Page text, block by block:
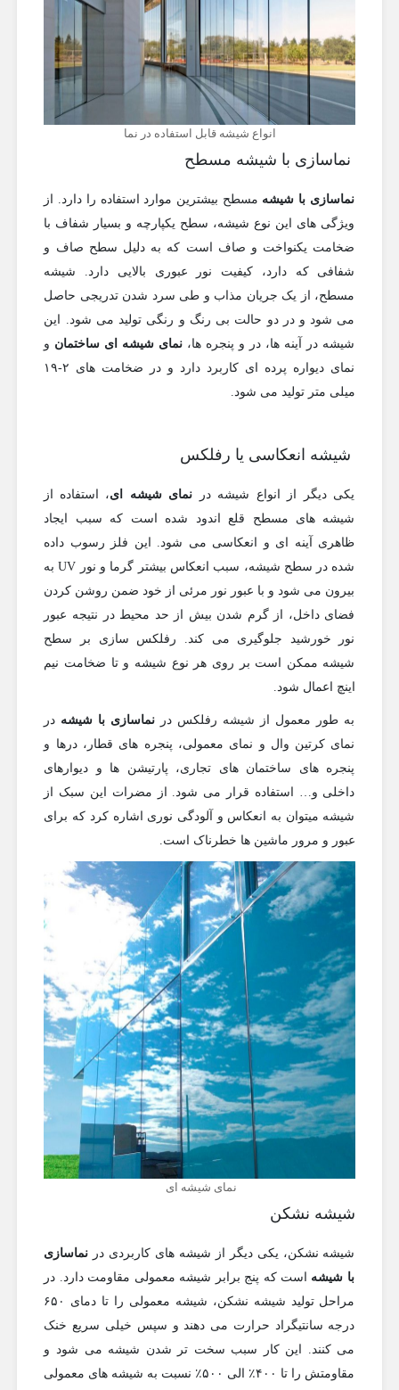
انواع شیشه قابل استفاده در نما
نماسازی با شیشه مسطح
نماسازی با شیشهمسطح بیشترین موارد استفاده را دارد. از
ویژگی های این نوع شیشه، سطح یکپارچه و بسیار شفاف با
ضخامت یکنواخت و صاف است که به دلیل سطح صاف و
شفافی که دارد، کیفیت نور عبوری بالایی دارد. شیشه
مسطح، از یک جریان مذاب و طی سرد شدن تدریجی حاصل
می شود و در دو حالت بی رنگ و رنگی تولید می شود. این
شیشه در آینه ها، در و پنجره ها،نمای شیشه ای ساختمانو
نمای دیواره پرده ای کاربرد دارد و در ضخامت های ۲-۱۹
میلی متر تولید می شود.
شیشه انعکاسی یا رفلکس
یکی دیگر از انواع شیشه درنمای شیشه ای ، استفاده از
شیشه های مسطح قلع اندود شده است که سبب ایجاد
ظاهری آینه ای و انعکاسی می شود. این فلز رسوب داده
شده در سطح شیشه، سبب انعکاس بیشتر گرما و نور UV به
بیرون می شود و با عبور نور مرئی از خود ضمن روشن کردن
فضای داخل، از گرم شدن بیش از حد محیط در نتیجه عبور
نور خورشید جلوگیری می کند. رفلکس سازی بر سطح
شیشه ممکن است بر روی هر نوع شیشه و تا ضخامت نیم
اینچ اعمال شود.
به طور معمول از شیشه رفلکس درنماسازی با شیشهدر
نمای کرتین وال و نمای معمولی، پنجره های قطار، درها و
پنجره های ساختمان های تجاری، پارتیشن ها و دیوارهای
داخلی و… استفاده قرار می شود. از مضرات این سبک از
شیشه میتوان به انعکاس و آلودگی نوری اشاره کرد که برای
عبور و مرور ماشین ها خطرناک است.
نمای شیشه ای
شیشه نشکن
شیشه نشکن، یکی دیگر از شیشه های کاربردی درنماسازی
با شیشهاست که پنج برابر شیشه معمولی مقاومت دارد. در
مراحل تولید شیشه نشکن، شیشه معمولی را تا دمای ۶۵۰
درجه سانتیگراد حرارت می دهند و سپس خیلی سریع خنک
می کنند. این کار سبب سخت تر شدن شیشه می شود و
مقاومتش را تا ۴۰۰٪ الی ۵۰۰٪ نسبت به شیشه های معمولی